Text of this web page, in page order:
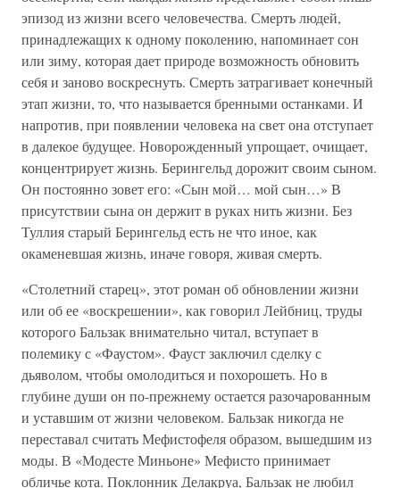
эпизод из жизни всего человечества. Смерть людей,
принадлежащих к одному поколению, напоминает сон
или зиму, которая дает природе возможность обновить
себя и заново воскреснуть. Смерть затрагивает конечный
этап жизни, то, что называется бренными останками. И
напротив, при появлении человека на свет она отступает
в далекое будущее. Новорожденный упрощает, очищает,
концентрирует жизнь. Берингельд дорожит своим сыном.
Он постоянно зовет его: «Сын мой… мой сын…» В
присутствии сына он держит в руках нить жизни. Без
Туллия старый Берингельд есть не что иное, как
окаменевшая жизнь, иначе говоря, живая смерть.
«Столетний старец», этот роман об обновлении жизни
или об ее «воскрешении», как говорил Лейбниц, труды
которого Бальзак внимательно читал, вступает в
полемику с «Фаустом». Фауст заключил сделку с
дьяволом, чтобы омолодиться и похорошеть. Но в
глубине души он по-прежнему остается разочарованным
и уставшим от жизни человеком. Бальзак никогда не
переставал считать Мефистофеля образом, вышедшим из
моды. В «Модесте Миньоне» Мефисто принимает
обличье кота. Поклонник Делакруа, Бальзак не любил